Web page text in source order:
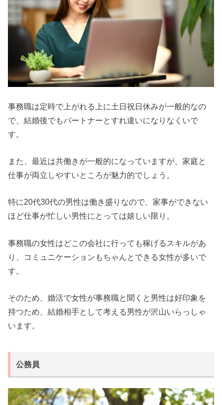
事務職は定時で上がれる上に土日祝日休みが一般的なの
で、結婚後でもパートナーとすれ違いになりなくいで
す。
また、最近は共働きが一般的になっていますが、家庭と
仕事が両立しやすいところが魅力的でしょう。
特に20代30代の男性は働き盛りなので、家事ができない
ほど仕事が忙しい男性にとっては嬉しい限り。
事務職の女性はどこの会社に行っても稼げるスキルがあ
り、コミュニケーションもちゃんとできる女性が多いで
す。
そのため、婚活で女性が事務職と聞くと男性は好印象を
持つため、結婚相手として考える男性が沢山いらっしゃ
います。
公務員